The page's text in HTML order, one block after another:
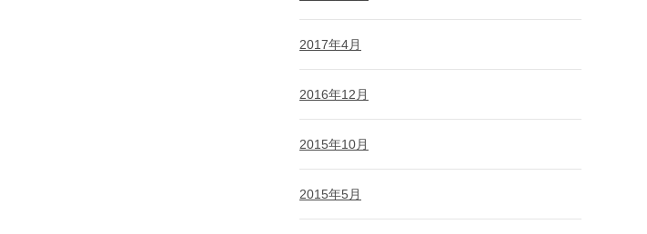
2017年4月
2016年12月
2015年10月
2015年5月